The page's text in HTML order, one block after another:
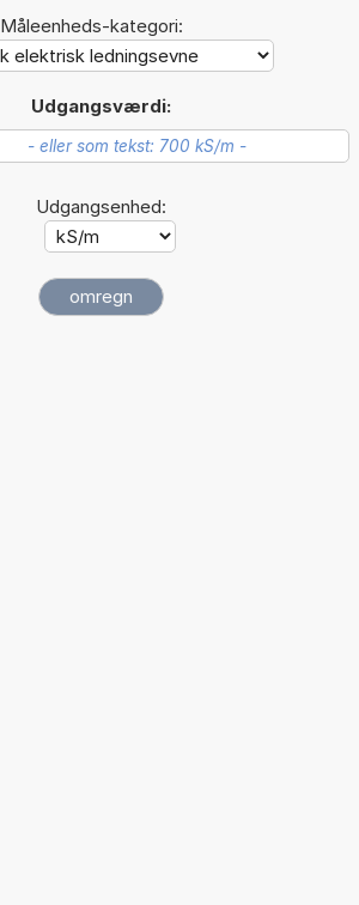
Måleenheds-kategori:
Udgangsværdi:
Udgangsenhed: